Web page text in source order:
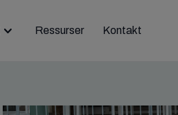
Ressurser Kontakt